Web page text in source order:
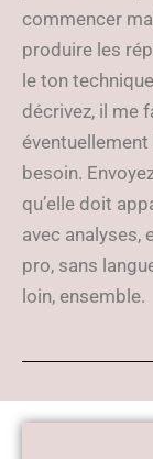
commencer
produire les
le ton
décrivez, il me
besoin.
qu’elle doit
avec analyses,
pro, sans
loin, ensemble.